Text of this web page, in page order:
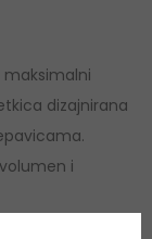
maksimalni
dizajnirana
i